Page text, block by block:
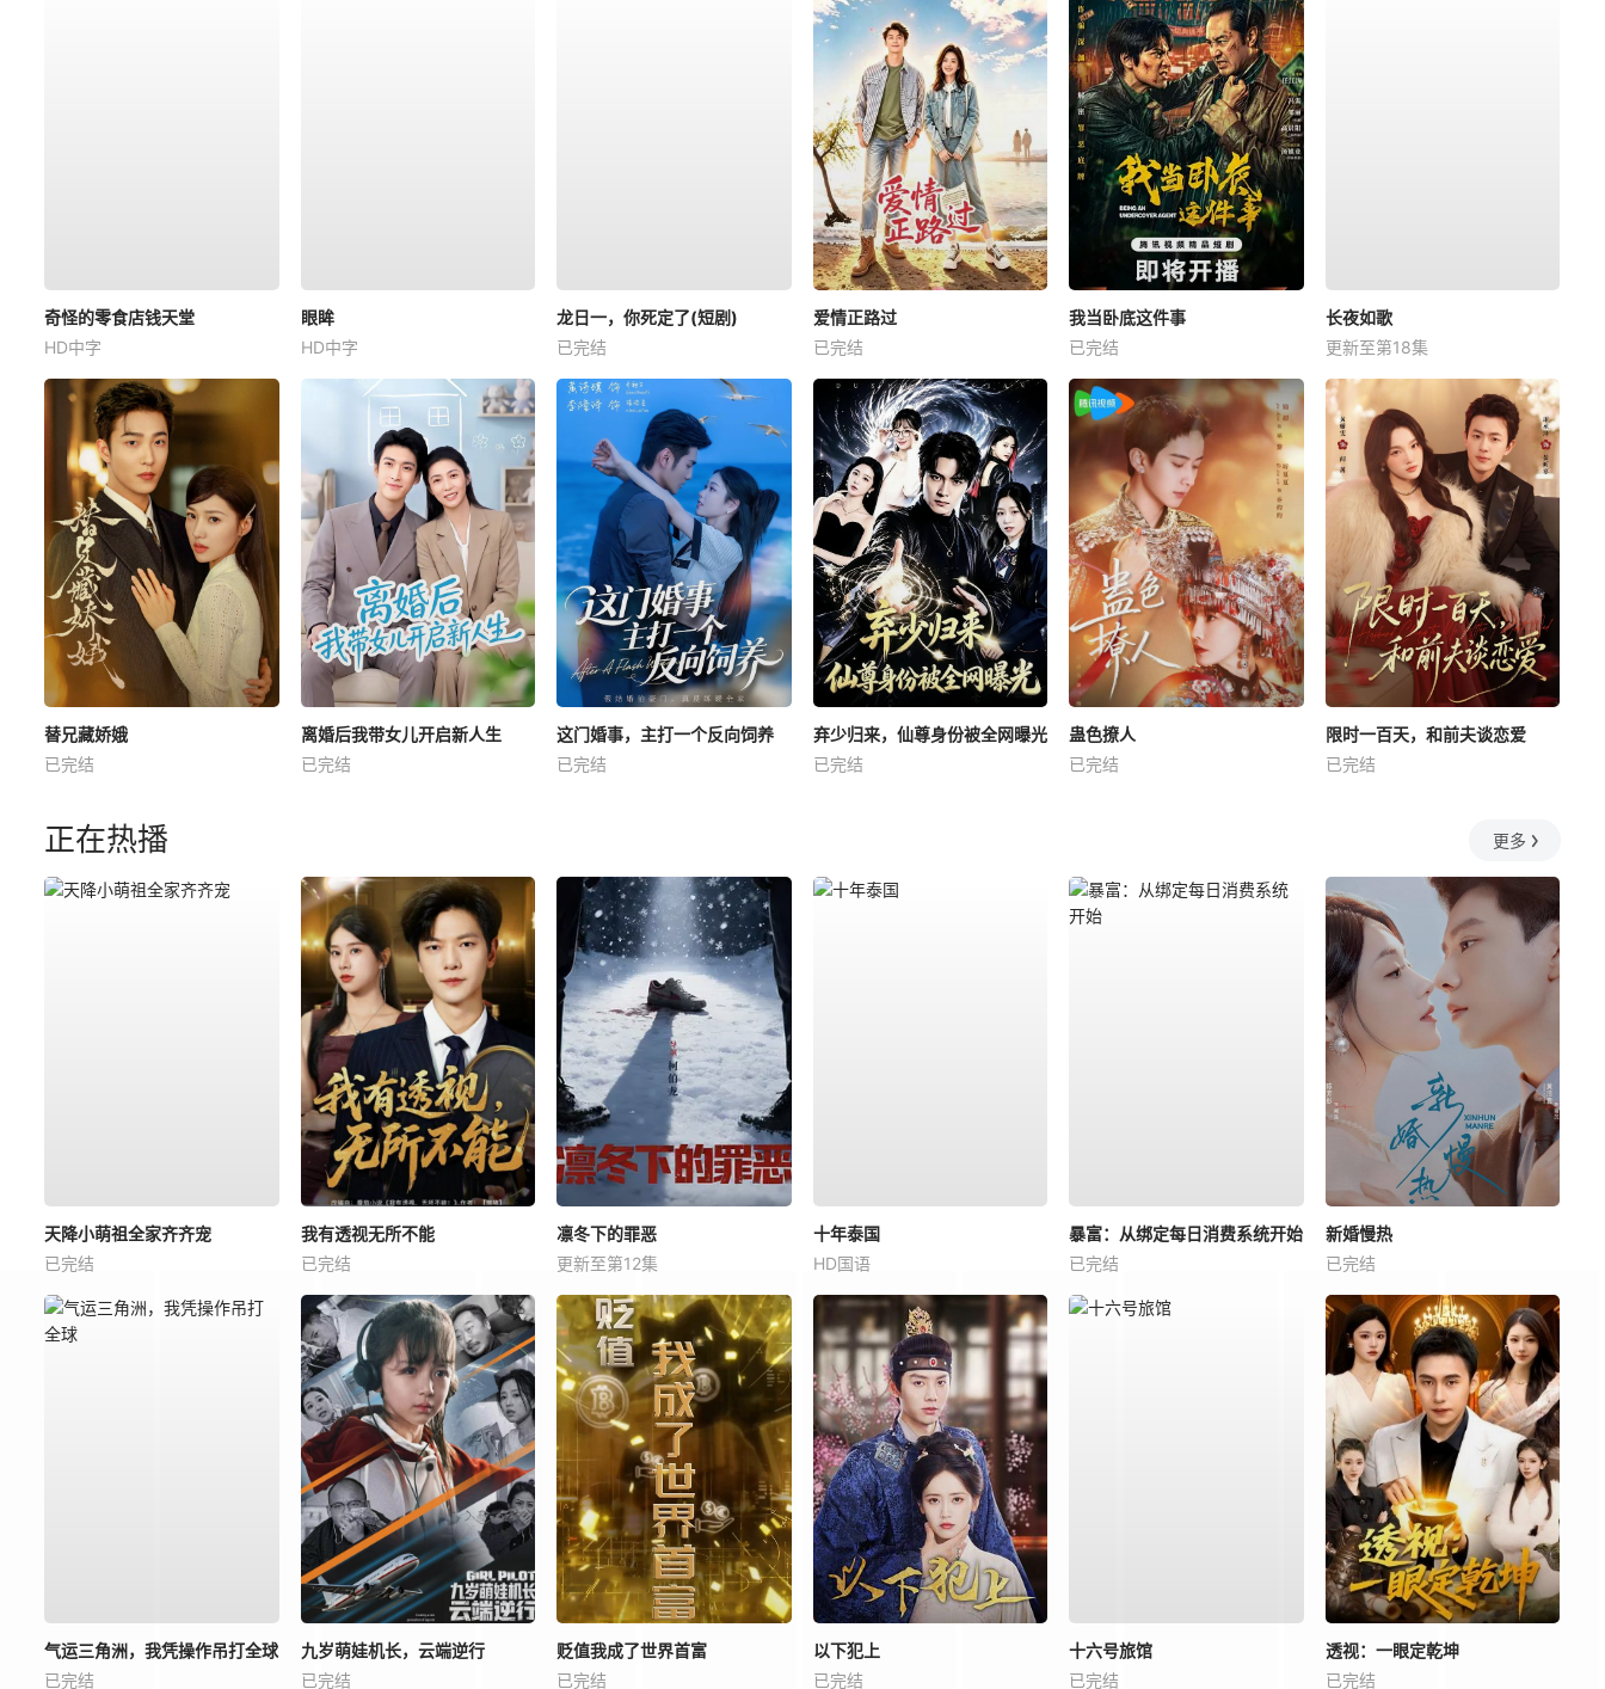
奇怪的零食店钱天堂
HD中字
眼眸
HD中字
龙日一，你死定了(短剧)
已完结
爱情正路过
已完结
我当卧底这件事
已完结
长夜如歌
更新至第18集
替兄藏娇娥
已完结
离婚后我带女儿开启新人生
已完结
这门婚事，主打一个反向饲养
已完结
弃少归来，仙尊身份被全网曝光
已完结
蛊色撩人
已完结
限时一百天，和前夫谈恋爱
已完结
正在热播 更多
天降小萌祖全家齐齐宠
已完结
我有透视无所不能
已完结
凛冬下的罪恶
更新至第12集
十年泰国
HD国语
暴富：从绑定每日消费系统开始
已完结
新婚慢热
已完结
气运三角洲，我凭操作吊打全球
已完结
九岁萌娃机长，云端逆行
已完结
贬值我成了世界首富
已完结
以下犯上
已完结
十六号旅馆
已完结
透视：一眼定乾坤
已完结